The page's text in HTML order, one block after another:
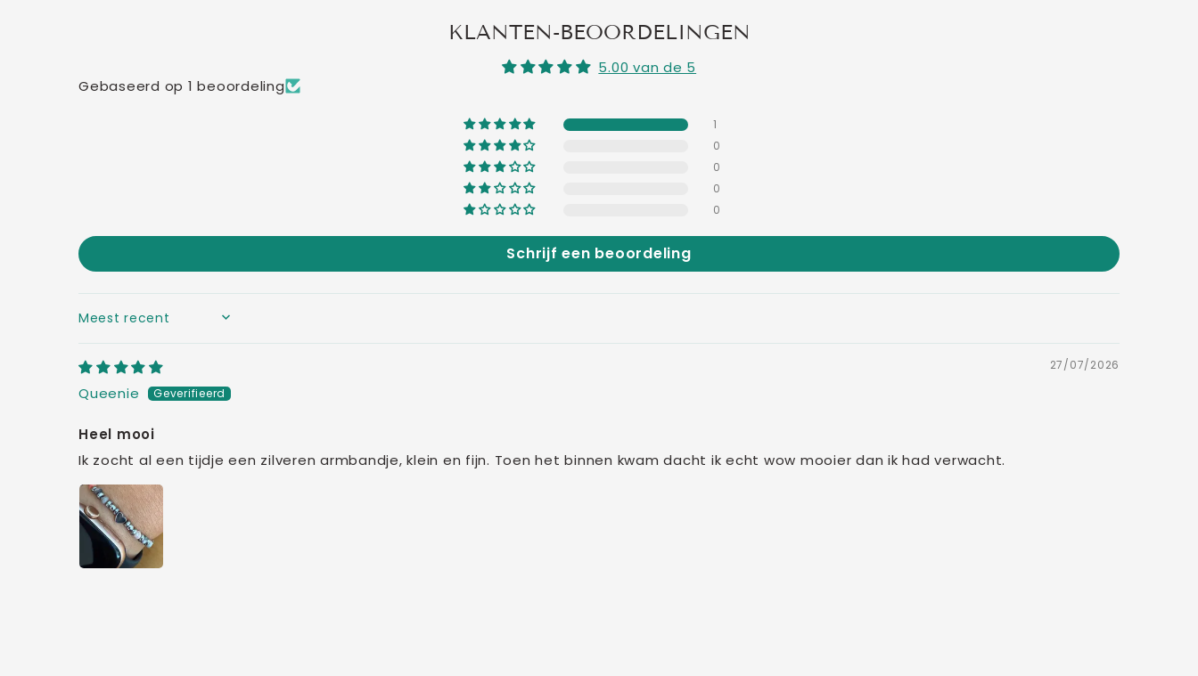
KLANTEN-BEOORDELINGEN
5.00 van de 5
Gebaseerd op 1 beoordeling
1
0
0
0
0
Schrijf een beoordeling
SORT BY
27/07/2026
Queenie
Heel mooi
Ik zocht al een tijdje een zilveren armbandje, klein en fijn. Toen het binnen kwam dacht ik echt wow mooier dan ik had verwacht.